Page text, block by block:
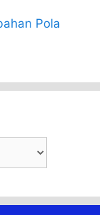
Pola